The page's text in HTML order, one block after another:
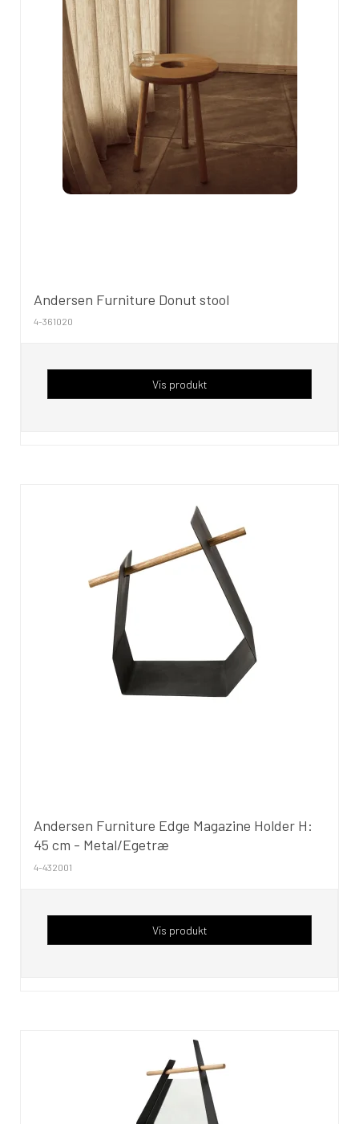
Andersen Furniture Donut stool
4-361020
Vis produkt
Andersen Furniture Edge Magazine Holder H:
45 cm - Metal/Egetræ
4-432001
Vis produkt